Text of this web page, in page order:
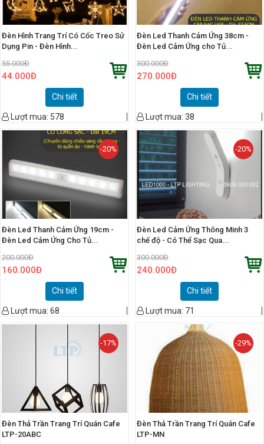
Đèn Hình Trang Trí Có Cốc Treo Sử
Dụng Pin - Đèn Hình...
55.000Đ
44.000Đ
Chi tiết
Lượt mua: 578
Đèn Led Thanh Cảm Ứng 38cm -
Đèn Led Cảm Ứng cho Tủ...
300.000Đ
270.000Đ
Chi tiết
Lượt mua: 38
-20%
Đèn Led Thanh Cảm Ứng 19cm -
Đèn Led Cảm Ứng Cho Tủ...
200.000Đ
160.000Đ
Chi tiết
Lượt mua: 68
-20%
Đèn Led Cảm Ứng Thông Minh 3
chế độ - Có Thể Sạc Qua...
300.000Đ
240.000Đ
Chi tiết
Lượt mua: 71
-17%
Đèn Thả Trần Trang Trí Quán Cafe
LTP-20ABC
-29%
Đèn Thả Trần Trang Trí Quán Cafe
LTP-MN